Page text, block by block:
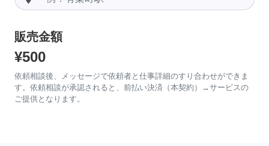
販売金額
¥500
依頼相談後、メッセージで依頼者と仕事詳細のすり合わせができま
す。依頼相談が承認されると、前払い決済（本契約）→サービスの
ご提供となります。